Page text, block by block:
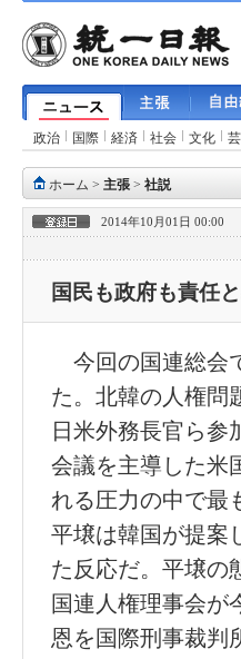
政治 国際 経済 社会 文化
ホーム > 主張> 社説
2014年10月01日 00:00
国民も政府も責任
今回の国連総会
た。北韓の人権問
日米外務長官ら参
会議を主導した米
れる圧力の中で最
平壌は韓国が提案
た反応だ。平壌の
国連人権理事会が
恩を国際刑事裁判